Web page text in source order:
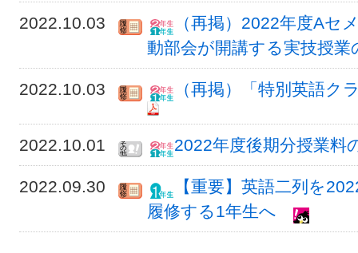
2022.10.03
（再掲）2022年度Aセ
動部会が開講する実技授
2022.10.03 （再掲）「特別英語ク
2022.10.01 2022年度後期分授業料
2022.09.30
【重要】英語二列を
履修する1年生へ